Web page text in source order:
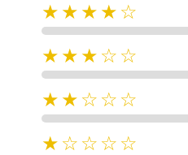
★★★★☆
★★★☆☆
★★☆☆☆
★☆☆☆☆